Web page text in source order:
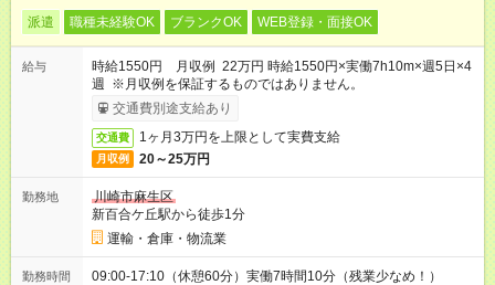
派遣 職種未経験OK ブランクOK WEB登録・面接OK
給与
時給1550円 月収例 22万円 時給1550円×実働7h10m×週5日×4
週 ※月収例を保証するものではありません。
交通費別途支給あり
交通費 1ヶ月3万円を上限として実費支給
月収例 20～25万円
勤務地
川崎市麻生区
新百合ケ丘駅から徒歩1分
運輸・倉庫・物流業
勤務時間 09:00-17:10（休憩60分）実働7時間10分（残業少なめ！）